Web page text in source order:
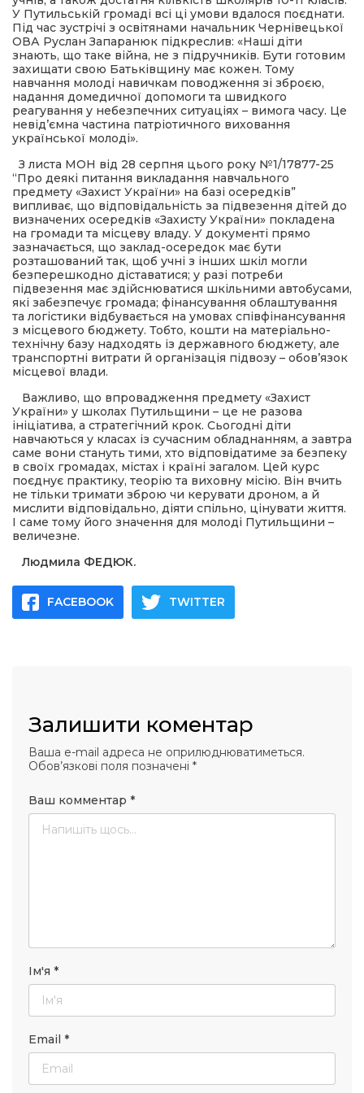
У Путильській громаді всі ці умови вдалося поєднати.
Під час зустрічі з освітянами начальник Чернівецької
ОВА Руслан Запаранюк підкреслив: «Наші діти
знають, що таке війна, не з підручників. Бути готовим
захищати свою Батьківщину має кожен. Тому
навчання молоді навичкам поводження зі зброєю,
надання домедичної допомоги та швидкого
реагування у небезпечних ситуаціях – вимога часу. Це
невід’ємна частина патріотичного виховання
української молоді».
З листа МОН від 28 серпня цього року №1/17877-25
“Про деякі питання викладання навчального
предмету «Захист України» на базі осередків”
випливає, що відповідальність за підвезення дітей до
визначених осередків «Захисту України» покладена
на громади та місцеву владу. У документі прямо
зазначається, що заклад-осередок має бути
розташований так, щоб учні з інших шкіл могли
безперешкодно діставатися; у разі потреби
підвезення має здійснюватися шкільними автобусами,
які забезпечує громада; фінансування облаштування
та логістики відбувається на умовах співфінансування
з місцевого бюджету. Тобто, кошти на матеріально-
технічну базу надходять із державного бюджету, але
транспортні витрати й організація підвозу – обов’язок
місцевої влади.
Важливо, що впровадження предмету «Захист
України» у школах Путильщини – це не разова
ініціатива, а стратегічний крок. Сьогодні діти
навчаються у класах із сучасним обладнанням, а завтра
саме вони стануть тими, хто відповідатиме за безпеку
в своїх громадах, містах і країні загалом. Цей курс
поєднує практику, теорію та виховну місію. Він вчить
не тільки тримати зброю чи керувати дроном, а й
мислити відповідально, діяти спільно, цінувати життя.
І саме тому його значення для молоді Путильщини –
величезне.
Людмила ФЕДЮК.
FACEBOOK TWITTER
Залишити коментар
Ваша e-mail адреса не оприлюднюватиметься.
Обов’язкові поля позначені *
Ваш комментар *
Ім'я *
Email *